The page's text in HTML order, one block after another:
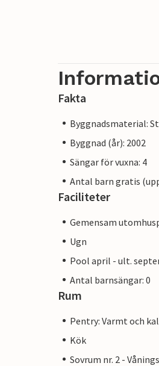
Fakta
Byggnadsmaterial:
Byggnad (år): 2002
Sängar för vuxna: 4
Antal barn gratis
Faciliteter
Gemensam
Ugn
Pool april - ult.
Antal barnsängar: 0
Rum
Pentry: Varmt och
Kök
Sovrum nr. 2 -